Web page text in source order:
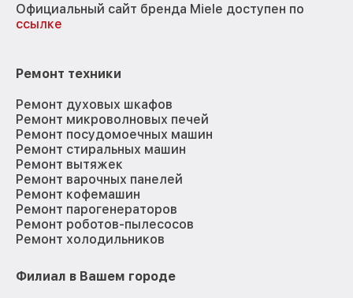
Официальный сайт бренда Miele доступен по
ссылке
Ремонт техники
Ремонт духовых шкафов
Ремонт микроволновых печей
Ремонт посудомоечных машин
Ремонт стиральных машин
Ремонт вытяжек
Ремонт варочных панелей
Ремонт кофемашин
Ремонт парогенераторов
Ремонт роботов-пылесосов
Ремонт холодильников
Филиал в Вашем городе